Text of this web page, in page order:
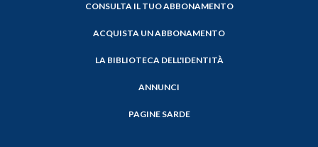
CONSULTA IL TUO ABBONAMENTO
ACQUISTA UN ABBONAMENTO
LA BIBLIOTECA DELL'IDENTITÀ
ANNUNCI
PAGINE SARDE